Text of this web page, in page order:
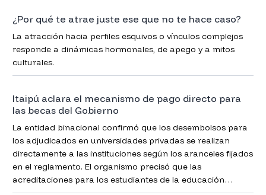
¿Por qué te atrae juste ese que no te hace caso?
La atracción hacia perfiles esquivos o vínculos complejos
responde a dinámicas hormonales, de apego y a mitos
culturales.
Itaipú aclara el mecanismo de pago directo para
las becas del Gobierno
La entidad binacional confirmó que los desembolsos para
los adjudicados en universidades privadas se realizan
directamente a las instituciones según los aranceles fijados
en el reglamento. El organismo precisó que las
acreditaciones para los estudiantes de la educación
pública concluyeron entre mayo y junio.